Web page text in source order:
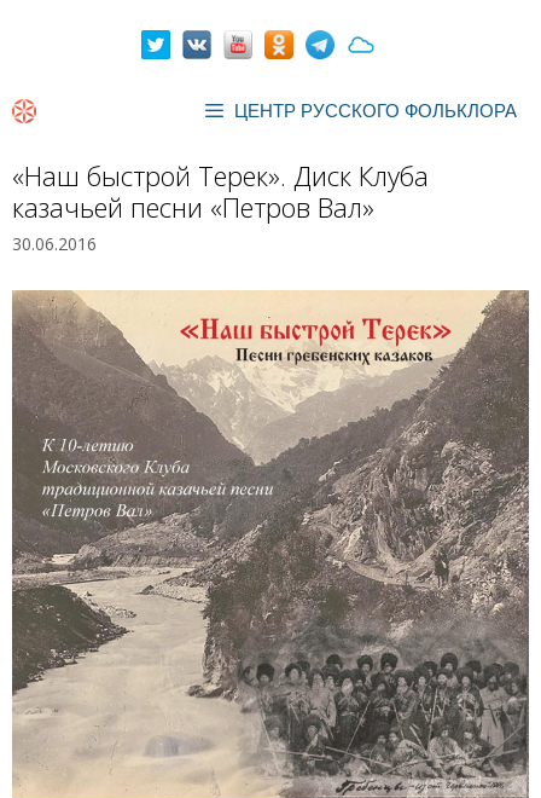
ЦЕНТР РУССКОГО ФОЛЬКЛОРА
«Наш быстрой Терек». Диск Клуба
казачьей песни «Петров Вал»
30.06.2016